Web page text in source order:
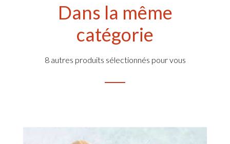
Dans la même
catégorie
8 autres produits sélectionnés pour vous